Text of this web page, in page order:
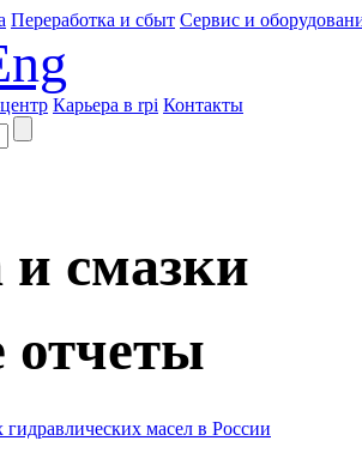
Переработка и сбыт Сервис и
Карьера в rpi Контакты
смазки
масел в России